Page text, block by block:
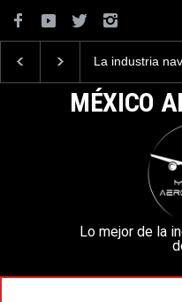
La industria
la Armada de
MÉXICO
Lo mejor de la